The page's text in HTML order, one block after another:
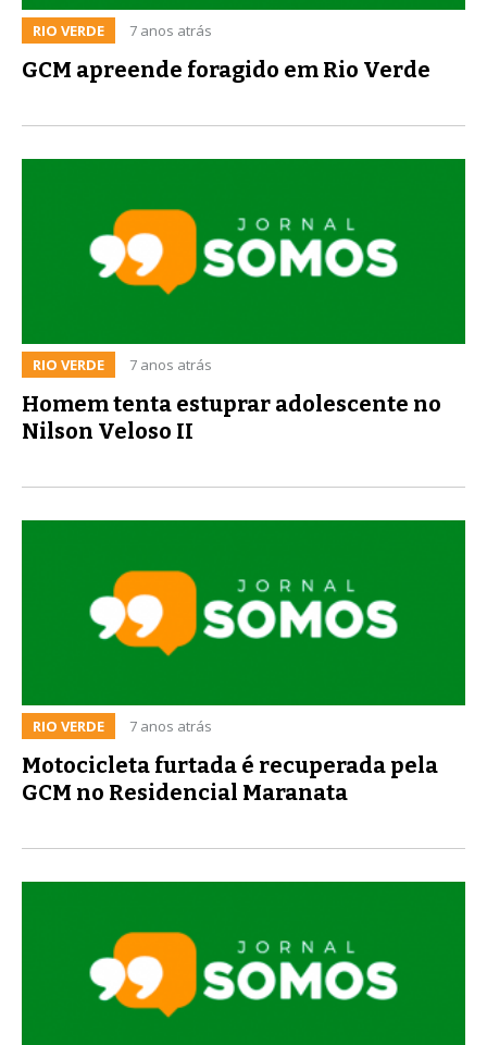
RIO VERDE 7 anos atrás
GCM apreende foragido em Rio Verde
RIO VERDE 7 anos atrás
Homem tenta estuprar adolescente no
Nilson Veloso II
RIO VERDE 7 anos atrás
Motocicleta furtada é recuperada pela
GCM no Residencial Maranata